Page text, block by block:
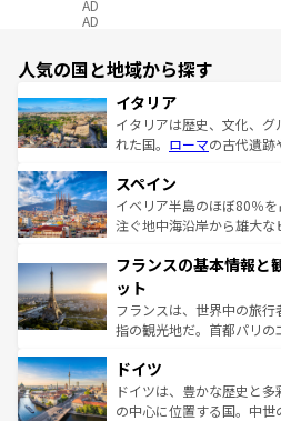
AD
AD
人気の国と地域から探す
イタリア
イタリアは歴史、文化、
れた国。 ローマの古代遺跡
ろん、トスカーナの美しい
景など、自然景観も見逃
ピザやパスタなど、絶品
ませてくれるイタリアで、
なお、新着のイタリア情報は
しい。
スペイン
イベリア半島のほぼ80％
注ぐ地中海沿岸から雄大
文化が根付くこの国では、
れる闘牛、そして美味しい
る。首都マドリードの洗
アートに溢れた街角から
せる。地方によって風土や
ンテンツ一覧を参照してほ
フランスの基本情報と
ット
フランスは、世界中の旅
指の観光地だ。首都パリ
で、幅広い魅力が詰まって
聖堂、美しいビーチ、そ
から魅了する。また、フ
ドイツ
ドイツは、豊かな歴史と
の中心に位置する国。中